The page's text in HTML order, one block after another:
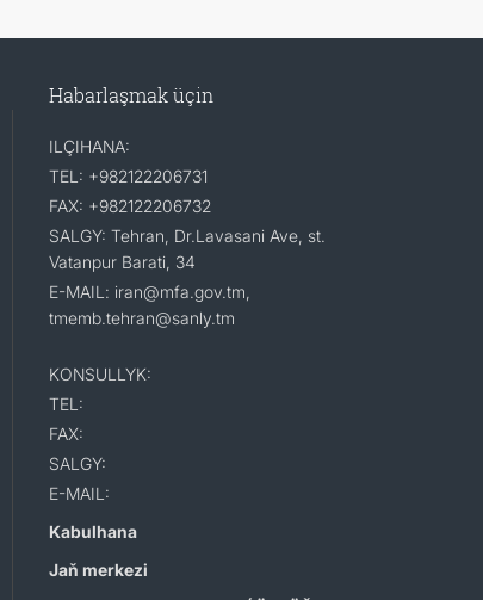
Habarlaşmak üçin
ILÇIHANA:
TEL: +982122206731
FAX: +982122206732
SALGY: Tehran, Dr.Lavasani Ave, st.
Vatanpur Barati, 34
E-MAIL: iran@mfa.gov.tm,
tmemb.tehran@sanly.tm
KONSULLYK:
TEL:
FAX:
SALGY:
E-MAIL:
Kabulhana
Jaň merkezi